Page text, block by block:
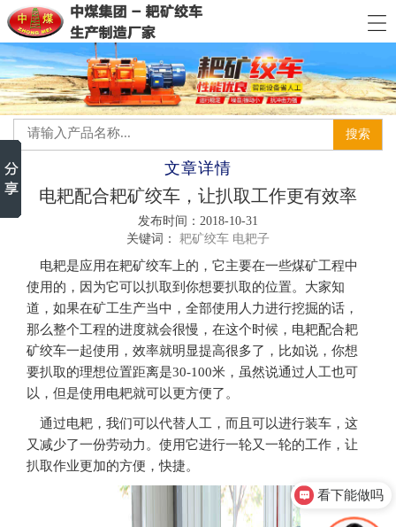
文章详情
电耙配合耙矿绞车，让扒取工作更有效率
发布时间：2018-10-31
关键词： 耙矿绞车 电耙子
电耙是应用在耙矿绞车上的，它主要在一些煤矿工程中
使用的，因为它可以扒取到你想要扒取的位置。大家知
道，如果在矿工生产当中，全部使用人力进行挖掘的话，
那么整个工程的进度就会很慢，在这个时候，电耙配合耙
矿绞车一起使用，效率就明显提高很多了，比如说，你想
要扒取的理想位置距离是30-100米，虽然说通过人工也可
以，但是使用电耙就可以更方便了。
通过电耙，我们可以代替人工，而且可以进行装车，这
又减少了一份劳动力。使用它进行一轮又一轮的工作，让
扒取作业更加的方便，快捷。
看下能做吗